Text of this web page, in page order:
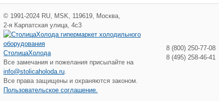
© 1991-2024 RU MSK 119619 Москва
2-я Карпатская улица, 4с3
СтолицаХолода
Все замечания и пожелания присылайте на
info@stolicaholoda.ru
Все права защищены и охраняются законом.
Пользовательское соглашение.
8 (800) 250-77-08
8 (495) 258-46-41